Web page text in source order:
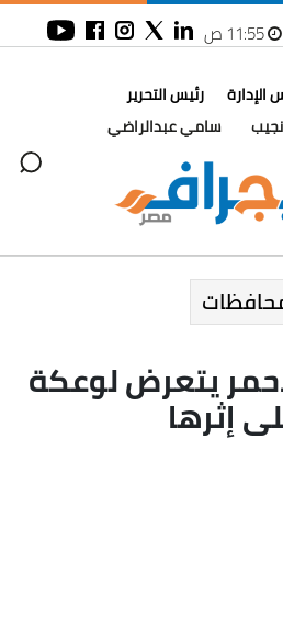
11:55 ص
رئيس التحرير
سامي عبدالراضي
يتعرض لوعكة
إثرها